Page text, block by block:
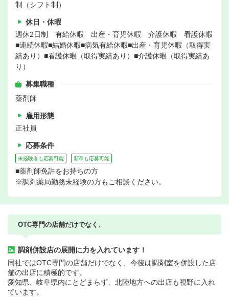
制（シフト制）
休日・休暇
週休2日制 有給休暇 出産・育児休暇 介護休暇 看護休暇
■連続休暇■結婚休暇■病気有給休暇■出産・育児休暇（取得実
績あり）■看護休暇（取得実績あり）■介護休暇（取得実績あ
り）
募集職種
薬剤師
雇用形態
正社員
応募条件
未経験者も応募可能 新卒も応募可能
■薬剤師免許をお持ちの方
※調剤薬局勤務未経験の方もご相談ください。
OTC専門の店舗だけでなく、
調剤併設店の展開に力を入れています！
同社ではOTC専門の店舗だけでなく、今後は調剤室を併設した店
舗の出店に積極的です。
愛知県、岐阜県内にとどまらず、北陸地方への出店も視野に入れ
ています。